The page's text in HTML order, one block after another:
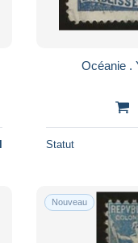
Statut
Nouveau